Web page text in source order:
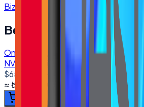
Bize Ulaşın
Benzer Ürünler
Onega E-2380 23.8'' All in One PC
NVMe Wi-Fi & Camera (Klavye &
$650.00
+ KDV
≈₺31.109,00 (%
Sepete ekle